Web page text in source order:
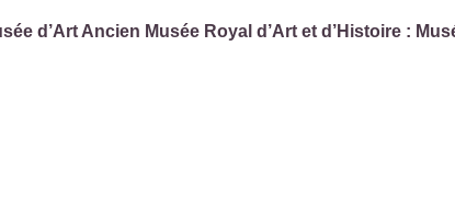
d’Art Ancien Musée Royal d’Art et d’Histoire :